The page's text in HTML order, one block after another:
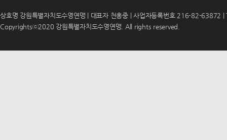
상호명 강원특별자치도수영연맹 | 대표자 천홍중 | 사업자등록번호 216-82-
Copyrightsⓒ2020 강원특별자치도수영연맹. All rights reserved.